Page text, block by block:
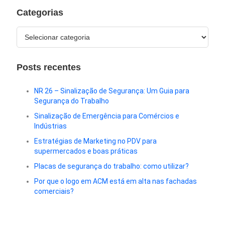
Categorias
Posts recentes
NR 26 – Sinalização de Segurança: Um Guia para
Segurança do Trabalho
Sinalização de Emergência para Comércios e
Indústrias
Estratégias de Marketing no PDV para
supermercados e boas práticas
Placas de segurança do trabalho: como utilizar?
Por que o logo em ACM está em alta nas fachadas
comerciais?